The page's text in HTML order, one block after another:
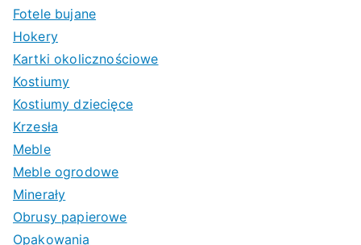
Fotele bujane
Hokery
Kartki okolicznościowe
Kostiumy
Kostiumy dziecięce
Krzesła
Meble
Meble ogrodowe
Minerały
Obrusy papierowe
Opakowania